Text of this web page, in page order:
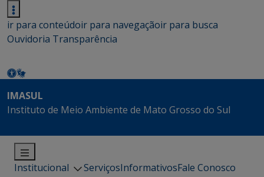
ir para conteúdoir para navegaçãoir para busca
Ouvidoria Transparência
IMASUL
Instituto de Meio Ambiente de Mato Grosso do Sul
Institucional ServiçosInformativosFale Conosco